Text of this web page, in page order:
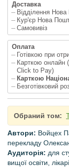
Доставка
Відділення
Кур'єр Нова
Самовивіз
Оплата
Готівкою при
Карткою онлайн
Click to Pay)
Карткою
Безготівковий
Обраний том:
Автори: Войцех
перекладу
Аудиторія: для
вищої освіти,